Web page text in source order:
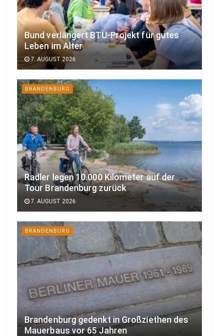
Bund verlängert BTU-Projekt für gutes
Leben im Alter
7. AUGUST 2026
BRANDENBURG
Radler legen 10.000 Kilometer auf der
Tour Brandenburg zurück
7. AUGUST 2026
BRANDENBURG
Brandenburg gedenkt in Großziethen des
Mauerbaus vor 65 Jahren